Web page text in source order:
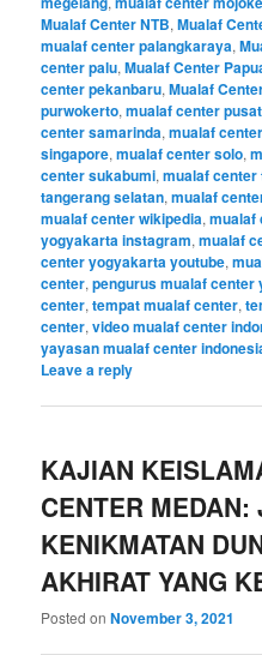
Mualaf Center NTB,Mualaf
mualaf center palangkaraya,
center palu,Mualaf Center
center pekanbaru,Mualaf
purwokerto,mualaf center pusat
center samarinda,mualaf
singapore,mualaf center solo,
center sukabumi,mualaf center
tangerang selatan,mualaf
mualaf center wikipedia,mualaf
yogyakarta instagram,mualaf
center yogyakarta youtube,
center,pengurus mualaf center
center,tempat mualaf center,
center,video mualaf center
yayasan mualaf center
Leave a reply
KAJIAN
CENTER MEDAN:
KENIKMATAN
AKHIRAT YANG
Posted onNovember 3, 2021